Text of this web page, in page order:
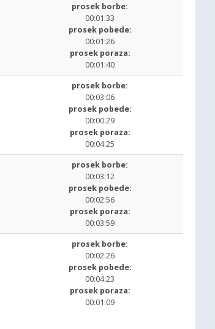
prosek borbe:
00:01:33
prosek pobede:
00:01:26
prosek poraza:
00:01:40
prosek borbe:
00:03:06
prosek pobede:
00:00:29
prosek poraza:
00:04:25
prosek borbe:
00:03:12
prosek pobede:
00:02:56
prosek poraza:
00:03:59
prosek borbe:
00:02:26
prosek pobede:
00:04:23
prosek poraza:
00:01:09